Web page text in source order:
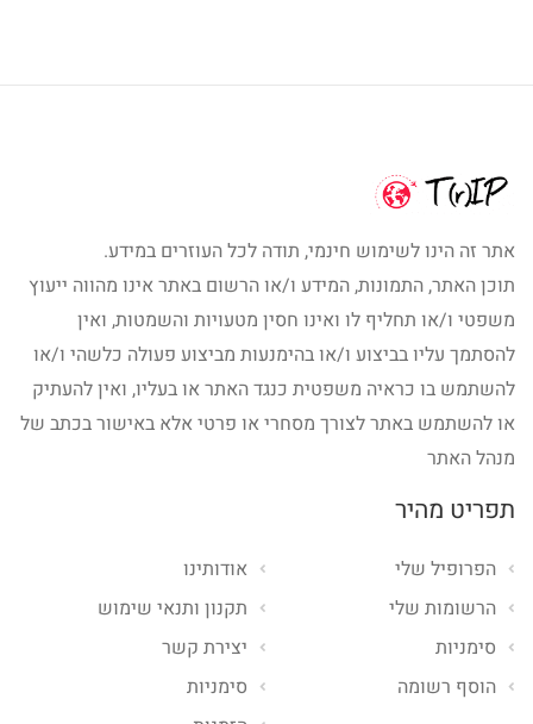
אתר זה הינו לשימוש חינמי, תודה לכל העוזרים במידע.
תוכן האתר, התמונות, המידע ו/או הרשום באתר אינו מהווה ייעוץ
משפטי ו/או תחליף לו ואינו חסין מטעויות והשמטות, ואין
להסתמך עליו בביצוע ו/או בהימנעות מביצוע פעולה כלשהי ו/או
להשתמש בו כראיה משפטית כנגד האתר או בעליו, ואין להעתיק
או להשתמש באתר לצורך מסחרי או פרטי אלא באישור בכתב של
מנהל האתר
תפריט מהיר
אודותינו
תקנון ותנאי שימוש
יצירת קשר
סימניות
הפרופיל שלי
הרשומות שלי
סימניות
הוסף רשומה